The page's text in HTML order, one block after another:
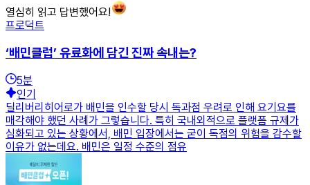
열심히 읽고 답변했어요!
프로덕트
‘배민클럽’ 유료화에 담긴 진짜 속내는?
5분
인기
딜리버리히어로가 배민을 인수할 당시 독과점 우려로 인해 요기요를
매각해야 했던 사례가 그렇습니다. 특히 국내외적으로 플랫폼 규제가
심화되고 있는 상황에서, 배민 입장에서는 굳이 독점의 위험을 감수할
이유가 없는데요. 배민은 일정 수준의 점유